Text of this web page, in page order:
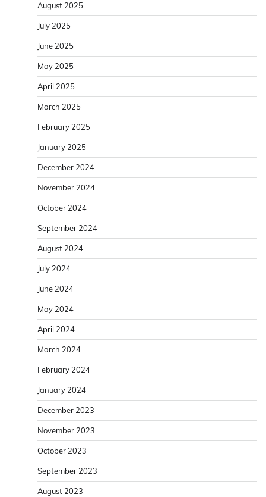
August 2025
July 2025
June 2025
May 2025
April 2025
March 2025
February 2025
January 2025
December 2024
November 2024
October 2024
September 2024
August 2024
July 2024
June 2024
May 2024
April 2024
March 2024
February 2024
January 2024
December 2023
November 2023
October 2023
September 2023
August 2023